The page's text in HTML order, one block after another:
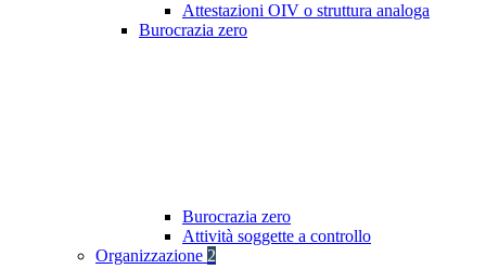
Attestazioni OIV o struttura analoga
Burocrazia zero
Burocrazia zero
Attività soggette a controllo
Organizzazione 2